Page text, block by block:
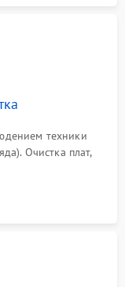
техники
Очистка плат,
и замыканий.